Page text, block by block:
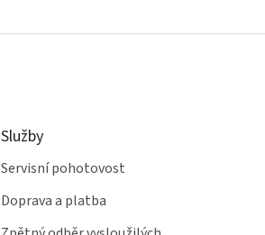
Služby
Servisní pohotovost
Doprava a platba